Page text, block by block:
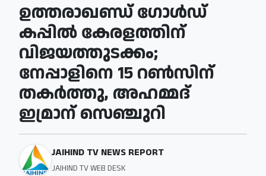
ഉത്തരാഖണ്ഡ് ഗോൾഡ്
കപ്പിൽ കേരളത്തിന്
വിജയത്തുടക്കം;
നേപ്പാളിനെ 15 റൺസിന്
തകർത്തു, അഹമ്മദ്
ഇമ്രാന് സെഞ്ചുറി
JAIHIND TV NEWS REPORT
JAIHIND TV WEB DESK